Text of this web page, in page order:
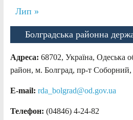
Лип »
Болградська районна
Адреса: 68702, Україна, Одеська
район, м. Болград, пр-т Соборний,
E-mail: rda_bolgrad@od.gov.ua
Телефон: (04846) 4-24-82